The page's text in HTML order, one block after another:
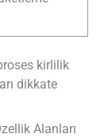
kirlilik
dikkate
Alanları